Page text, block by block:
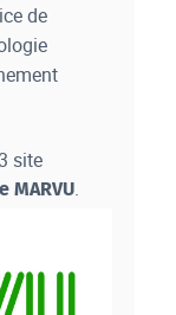
de
site
MARVU.